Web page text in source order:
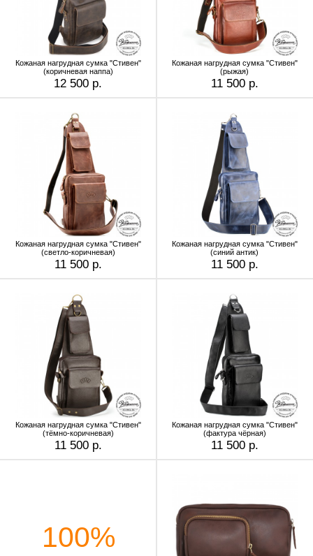
Кожаная нагрудная сумка "Стивен"
(коричневая наппа)
12 500 р.
Кожаная нагрудная сумка "Стивен"
(рыжая)
11 500 р.
Кожаная нагрудная сумка "Стивен"
(светло-коричневая)
11 500 р.
Кожаная нагрудная сумка "Стивен"
(синий антик)
11 500 р.
Кожаная нагрудная сумка "Стивен"
(тёмно-коричневая)
11 500 р.
Кожаная нагрудная сумка "Стивен"
(фактура чёрная)
11 500 р.
100%